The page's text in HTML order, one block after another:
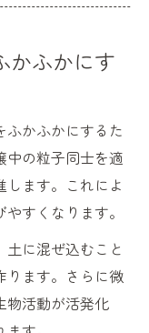
かふかにす
ふかふかにするた
中の粒子同士を適
ます。これによ
すくなります。
に混ぜ込むこと
ります。さらに微
物活動が活発化